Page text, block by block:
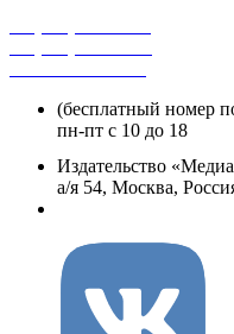
(бесплатный номер
пн-пт с 10 до 18
Издательство
а/я 54, Москва,